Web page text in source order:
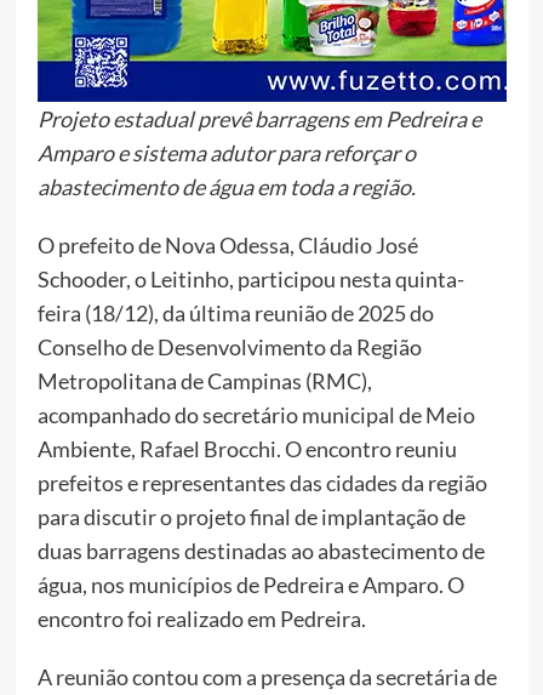
Projeto estadual prevê barragens em Pedreira e
Amparo e sistema adutor para reforçar o
abastecimento de água em toda a região.
O prefeito de Nova Odessa, Cláudio José
Schooder, o Leitinho, participou nesta quinta-
feira (18/12), da última reunião de 2025 do
Conselho de Desenvolvimento da Região
Metropolitana de Campinas (RMC),
acompanhado do secretário municipal de Meio
Ambiente, Rafael Brocchi. O encontro reuniu
prefeitos e representantes das cidades da região
para discutir o projeto final de implantação de
duas barragens destinadas ao abastecimento de
água, nos municípios de Pedreira e Amparo. O
encontro foi realizado em Pedreira.
A reunião contou com a presença da secretária de